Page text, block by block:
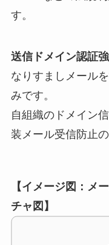
す。
送信ドメイン認証
なりすましメール
みです。
自組織のドメイン
装メール受信防止
【イメージ図：メ
チャ図】